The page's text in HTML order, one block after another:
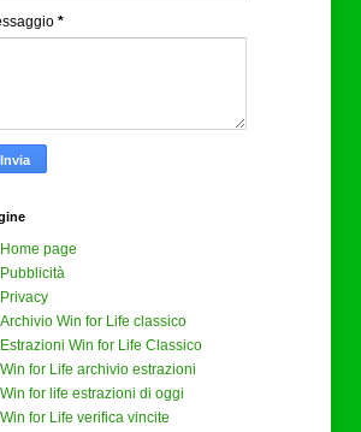
*
Home page
Pubblicità
Privacy
Archivio Win for Life classico
Estrazioni Win for Life Classico
Win for Life archivio estrazioni
Win for life estrazioni di oggi
Win for Life verifica vincite